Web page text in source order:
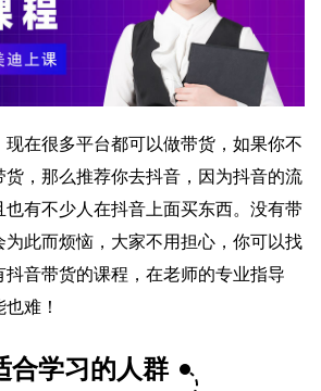
现在很多平台都可以做带货，如果你不
货，那么推荐你去抖音，因为抖音的流
也有不少人在抖音上面买东西。没有带
为此而烦恼，大家不用担心，你可以找
抖音带货的课程，在老师的专业指导
难！
合学习的人群